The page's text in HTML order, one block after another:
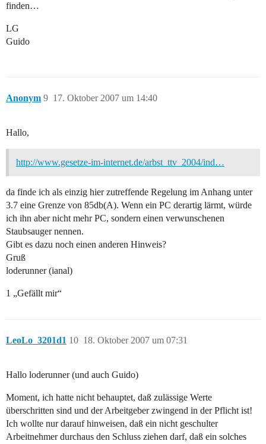
finden…
LG
Guido
Anonym 17. Oktober 2007 um 14:40
9
Hallo,
http://www.gesetze-im-internet.de/arbst_ttv_2004/ind…
da finde ich als einzig hier zutreffende Regelung im Anhang unter
3.7 eine Grenze von 85db(A). Wenn ein PC derartig lärmt, würde
ich ihn aber nicht mehr PC, sondern einen verwunschenen
Staubsauger nennen.
Gibt es dazu noch einen anderen Hinweis?
Gruß
loderunner (ianal)
1 „Gefällt mir“
LeoLo_3201d1 18. Oktober 2007 um 07:31
10
Hallo loderunner (und auch Guido)
Moment, ich hatte nicht behauptet, daß zulässige Werte
überschritten sind und der Arbeitgeber zwingend in der Pflicht ist!
Ich wollte nur darauf hinweisen, daß ein nicht geschulter
Arbeitnehmer durchaus den Schluss ziehen darf, daß ein solches